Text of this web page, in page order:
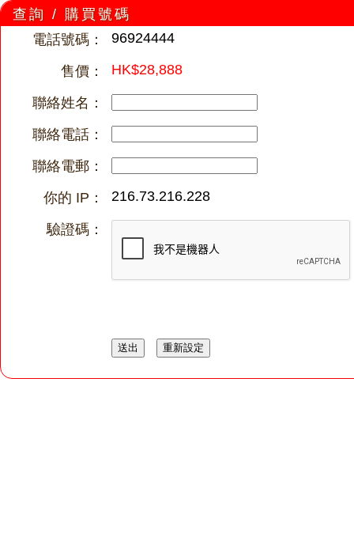
查詢 / 購買號碼
電話號碼：
96924444
售價： HK$28,888
聯絡姓名：
聯絡電話：
聯絡電郵：
你的 IP：
216.73.216.228
驗證碼：